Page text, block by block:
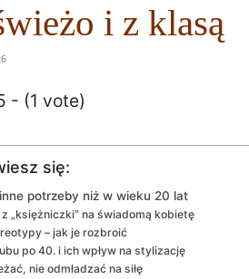
i z klasą
- (1 vote)
się:
inne potrzeby niż w wieku 20 lat
„księżniczki” na świadomą kobietę
– jak je rozbroić
po 40. i ich wpływ na stylizację
nie odmładzać na siłę